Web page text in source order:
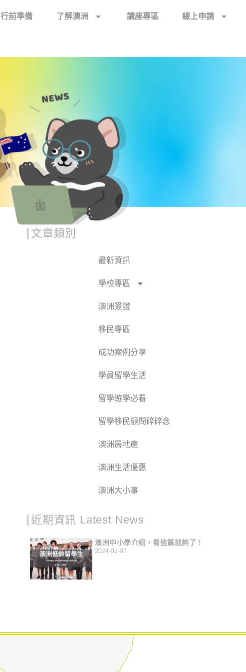
行前準備 了解澳洲 講座專區 線上申請
文章類別
最新資訊
學校專區
澳洲簽證
移民專區
成功案例分享
學員留學生活
留學遊學必看
留學移民顧問碎碎念
澳洲房地產
澳洲生活優惠
澳洲大小事
近期資訊 Latest News
澳洲中小學介紹，看這篇就夠了！
2024-03-07